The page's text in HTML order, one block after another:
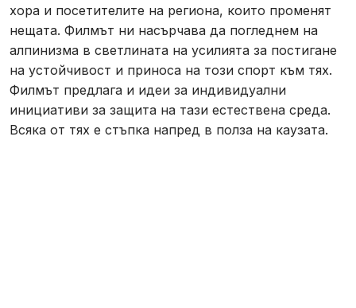
хора и посетителите на региона, които променят
нещата. Филмът ни насърчава да погледнем на
алпинизма в светлината на усилията за постигане
на устойчивост и приноса на този спорт към тях.
Филмът предлага и идеи за индивидуални
инициативи за защита на тази естествена среда.
Всяка от тях е стъпка напред в полза на каузата.